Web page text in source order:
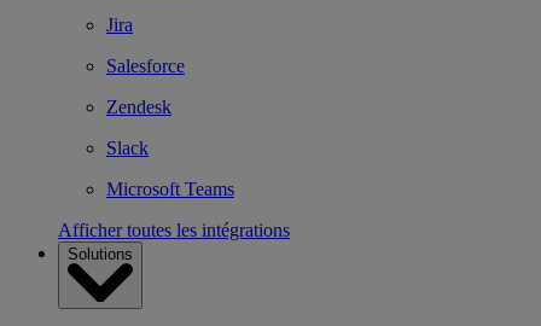
Jira
Salesforce
Zendesk
Slack
Microsoft Teams
Afficher toutes les intégrations
Solutions